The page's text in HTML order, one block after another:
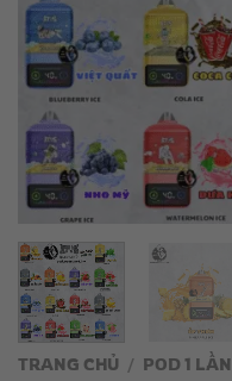
TRANG CHỦ / POD 1 LẦN